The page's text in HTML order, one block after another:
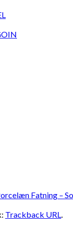
Fatning –
Trackback URL.